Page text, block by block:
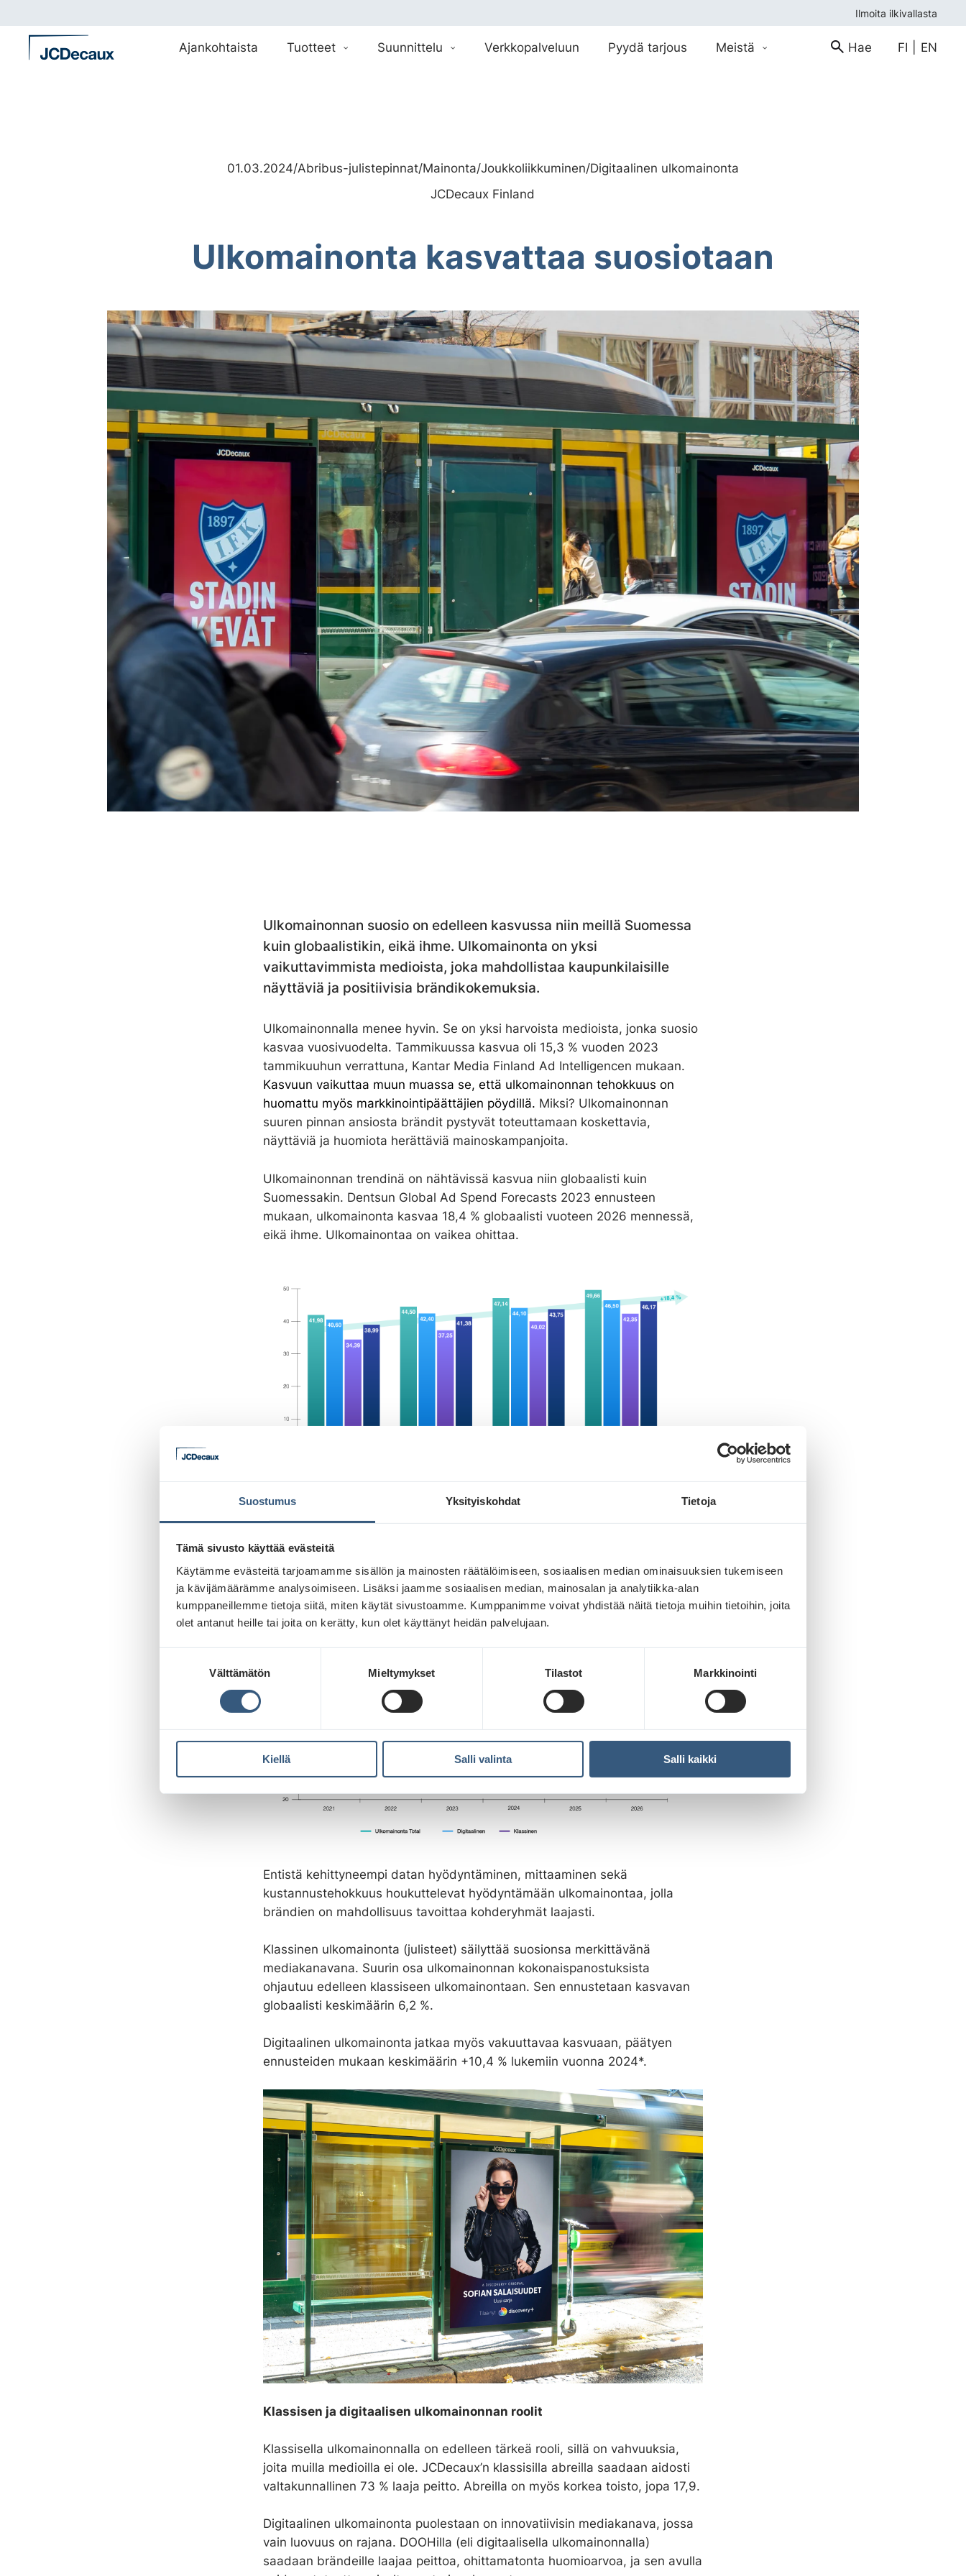
Suostumus Yksityiskohdat Tietoja
Tämä sivusto käyttää evästeitä
Käytämme evästeitä tarjoamamme sisällön ja mainosten räätälöimiseen, sosiaalisen median ominaisuuksien tukemiseen
ja kävijämäärämme analysoimiseen. Lisäksi jaamme sosiaalisen median, mainosalan ja analytiikka-alan
kumppaneillemme tietoja siitä, miten käytät sivustoamme. Kumppanimme voivat yhdistää näitä tietoja muihin tietoihin, joita
olet antanut heille tai joita on kerätty, kun olet käyttänyt heidän palvelujaan.
k
Välttämätön Mieltymykset Tilastot Markkinointi
Kiellä Salli valinta Salli kaikki
suoraan
sisältöön
Ilmoita ilkivallasta
Ajankohtaista Tuotteet Suunnittelu Verkkopalveluun Pyydä tarjous Meistä Hae FI EN
01.03.2024/Abribus-julistepinnat/Mainonta/Joukkoliikkuminen/Digitaalinen ulkomainonta
JCDecaux Finland
Ulkomainonta kasvattaa suosiotaan
Ulkomainonnan suosio on edelleen kasvussa niin meillä Suomessa
kuin globaalistikin, eikä ihme. Ulkomainonta on yksi
vaikuttavimmista medioista, joka mahdollistaa kaupunkilaisille
näyttäviä ja positiivisia brändikokemuksia.
Ulkomainonnalla menee hyvin. Se on yksi harvoista medioista, jonka suosio
kasvaa vuosivuodelta. Tammikuussa kasvua oli 15,3 % vuoden 2023
tammikuuhun verrattuna, Kantar Media Finland Ad Intelligencen mukaan.
Kasvuun vaikuttaa muun muassa se, että ulkomainonnan tehokkuus on
huomattu myös markkinointipäättäjien pöydillä. Miksi? Ulkomainonnan
suuren pinnan ansiosta brändit pystyvät toteuttamaan koskettavia,
näyttäviä ja huomiota herättäviä mainoskampanjoita.
Ulkomainonnan trendinä on nähtävissä kasvua niin globaalisti kuin
Suomessakin. Dentsun Global Ad Spend Forecasts 2023 ennusteen
mukaan, ulkomainonta kasvaa 18,4 % globaalisti vuoteen 2026 mennessä,
eikä ihme. Ulkomainontaa on vaikea ohittaa.
Suomessa ulkomainospanostukset ovat kasvussa. Vuoden 2024 aikana
ulkomainonnan panostusten ennustetaan kasvavan 6 % ja vuoteen 2026
mennessä huikeat 17 %*.
Entistä kehittyneempi datan hyödyntäminen, mittaaminen sekä
kustannustehokkuus houkuttelevat hyödyntämään ulkomainontaa, jolla
brändien on mahdollisuus tavoittaa kohderyhmät laajasti.
Klassinen ulkomainonta (julisteet) säilyttää suosionsa merkittävänä
mediakanavana. Suurin osa ulkomainonnan kokonaispanostuksista
ohjautuu edelleen klassiseen ulkomainontaan. Sen ennustetaan kasvavan
globaalisti keskimäärin 6,2 %.
Digitaalinen ulkomainonta jatkaa myös vakuuttavaa kasvuaan, päätyen
ennusteiden mukaan keskimäärin +10,4 % lukemiin vuonna 2024*.
Klassisen ja digitaalisen ulkomainonnan roolit
Klassisella ulkomainonnalla on edelleen tärkeä rooli, sillä on vahvuuksia,
joita muilla medioilla ei ole. JCDecaux’n klassisilla abreilla saadaan aidosti
valtakunnallinen 73 % laaja peitto. Abreilla on myös korkea toisto, jopa 17,9.
Digitaalinen ulkomainonta puolestaan on innovatiivisin mediakanava, jossa
vain luovuus on rajana. DOOHilla (eli digitaalisella ulkomainonnalla)
saadaan brändeille laajaa peittoa, ohittamatonta huomioarvoa, ja sen avulla